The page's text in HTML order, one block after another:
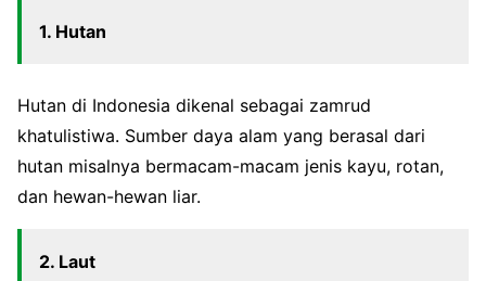
1. Hutan
Hutan di Indonesia dikenal sebagai zamrud
khatulistiwa. Sumber daya alam yang berasal dari
hutan misalnya bermacam-macam jenis kayu, rotan,
dan hewan-hewan liar.
2. Laut